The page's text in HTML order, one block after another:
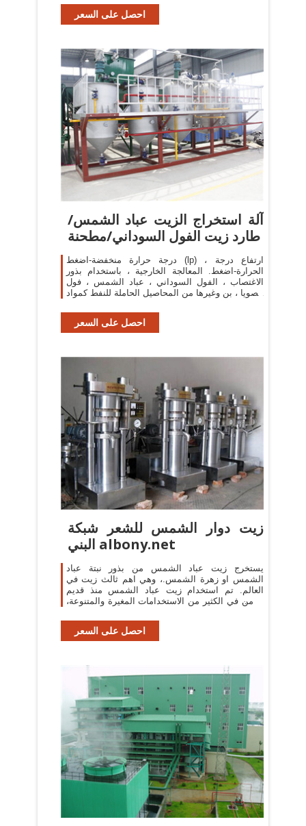
احصل على السعر
آلة استخراج الزيت عباد الشمس/
طارد زيت الفول السوداني/مطحنة
درجة حرارة منخفضة-اضغط (lp) ، ارتفاع درجة
الحرارة-اضغط. المعالجة الخارجية ، باستخدام بذور
الاغتصاب ، الفول السوداني ، عباد الشمس ، فول
الصويا ، بن وغيرها من المحاصيل الحاملة للنفط كمواد
احصل على السعر
زيت دوار الشمس للشعر شبكة
البني albony.net
يستخرج زيت عباد الشمس من بذور نبتة عباد
الشمس او زهرة الشمس.، وهي اهم ثالث زيت في
العالم. تم استخدام زيت عباد الشمس منذ قديم
الزمن في الكثير من الاستخدامات المغيرة والمتنوعة،
احصل على السعر